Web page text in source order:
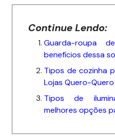
e
b
o
k
e
dI
n
e
st
s
A
p
p
Continue Lendo:
Guarda-roupa
benefícios dessa
Tipos de cozinha
Lojas Quero-Quero
Tipos de
melhores opções